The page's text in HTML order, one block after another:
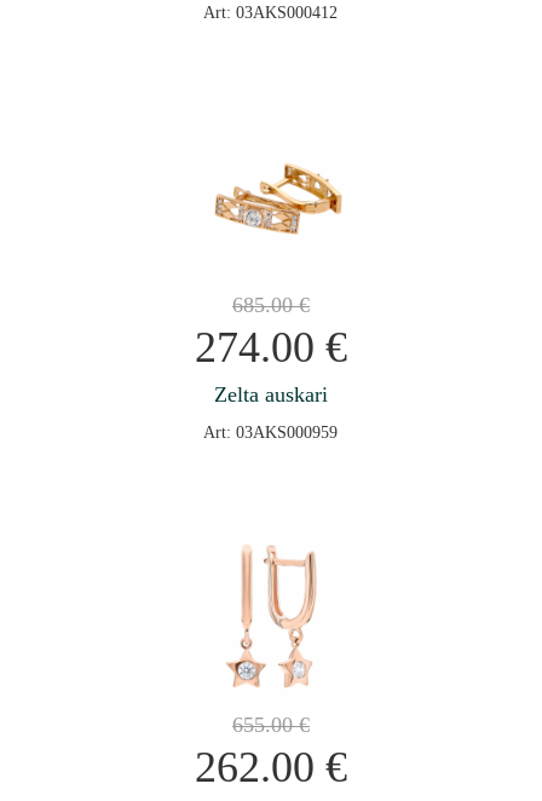
Art: 03AKS000412
685.00€
274.00 €
Zelta auskari
Art: 03AKS000959
655.00€
262.00 €